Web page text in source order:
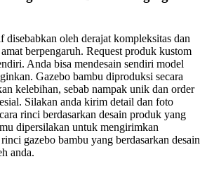
disebabkan oleh derajat kompleksitas dan
berpengaruh. Request produk kustom
Anda bisa mendesain sendiri model
Gazebo bambu diproduksi secara
kelebihan, sebab nampak unik dan order
Silakan anda kirim detail dan foto
rinci berdasarkan desain produk yang
dipersilakan untuk mengirimkan
gazebo bambu yang berdasarkan desain
anda.